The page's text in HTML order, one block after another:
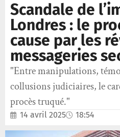
Scandale de
Londres : le
cause par les
messageries
"Entre manipulations,
collusions judiciaires, le
procès truqué."
14 avril 2025 18:54